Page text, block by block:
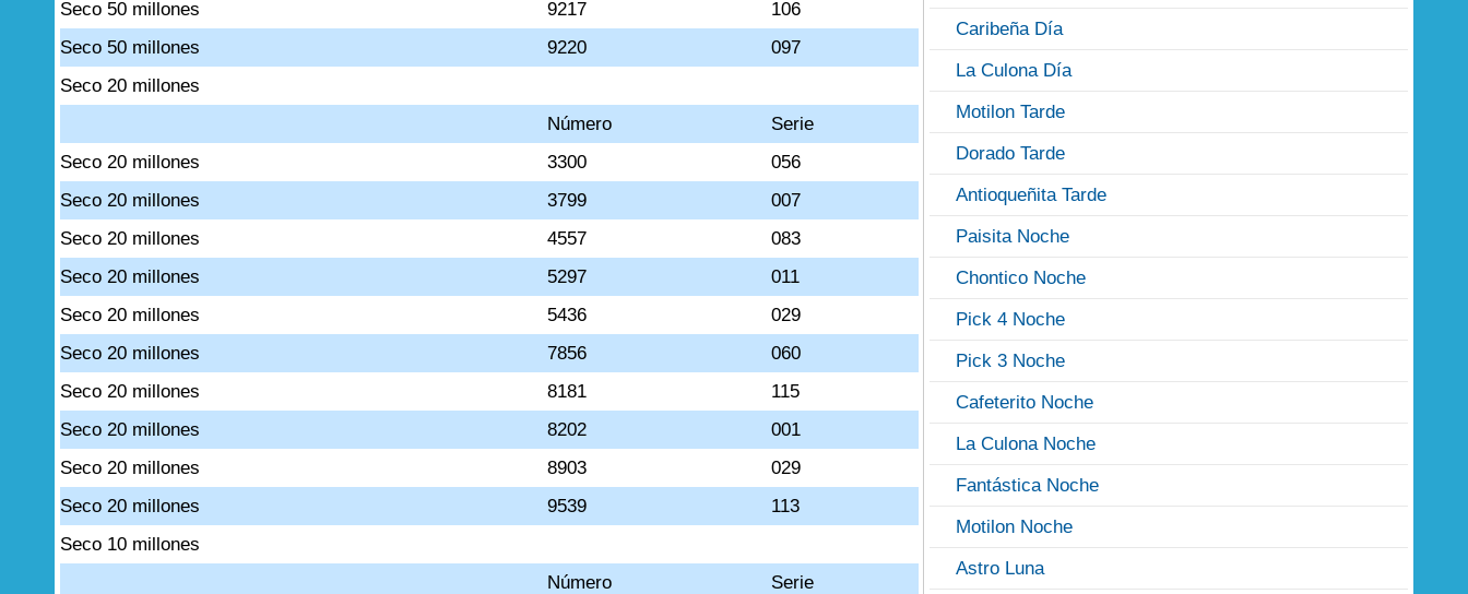
Seco 50 millones
9217
106
Seco 50 millones
9220
097
Seco 20 millones
Número
Serie
Seco 20 millones
3300
056
Seco 20 millones
3799
007
Seco 20 millones
4557
083
Seco 20 millones
5297
011
Seco 20 millones
5436
029
Seco 20 millones
7856
060
Seco 20 millones
8181
115
Seco 20 millones
8202
001
Seco 20 millones
8903
029
Seco 20 millones
9539
113
Seco 10 millones
Número
Serie
Caribeña Día
La Culona Día
Motilon Tarde
Dorado Tarde
Antioqueñita Tarde
Paisita Noche
Chontico Noche
Pick 4 Noche
Pick 3 Noche
Cafeterito Noche
La Culona Noche
Fantástica Noche
Motilon Noche
Astro Luna